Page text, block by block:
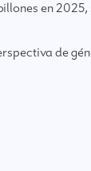
en
de